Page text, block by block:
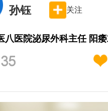
孙钰 关注
八医院泌尿外科主任 阳